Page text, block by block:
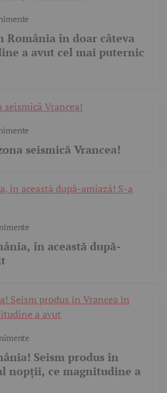
România în doar câteva
a avut cel mai puternic
seismică Vrancea!
în această după-
Seism produs în
nopții, ce magnitudine a